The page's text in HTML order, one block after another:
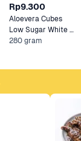
Rp9.300
Aloevera Cubes
Low Sugar White
280 gram